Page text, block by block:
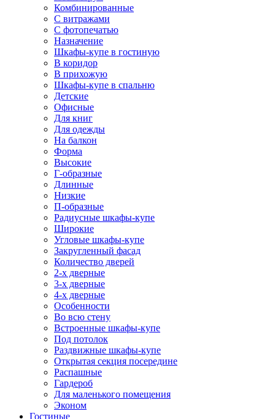
Комбинированные
С витражами
С фотопечатью
Назначение
Шкафы-купе в гостиную
В коридор
В прихожую
Шкафы-купе в спальню
Детские
Офисные
Для книг
Для одежды
На балкон
Форма
Высокие
Г-образные
Длинные
Низкие
П-образные
Радиусные шкафы-купе
Широкие
Угловые шкафы-купе
Закругленный фасад
Количество дверей
2-х дверные
3-х дверные
4-х дверные
Особенности
Во всю стену
Встроенные шкафы-купе
Под потолок
Раздвижные шкафы-купе
Открытая секция посередине
Распашные
Гардероб
Для маленького помещения
Эконом
Гостиные